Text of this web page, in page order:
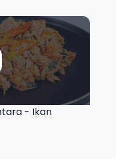
- Ikan